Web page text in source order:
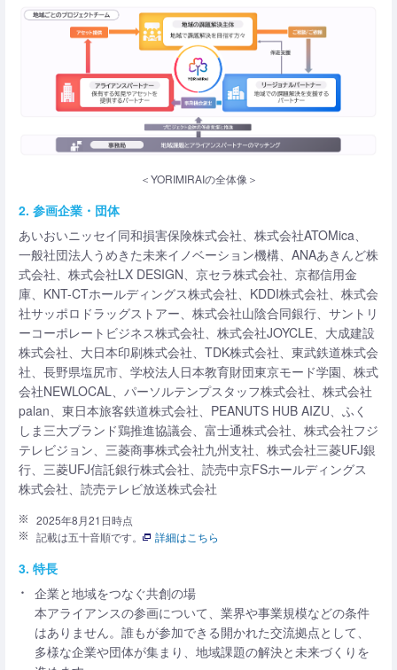
＜YORIMIRAIの全体像＞
2. 参画企業・団体
あいおいニッセイ同和損害保険株式会社、株式会社ATOMica、
一般社団法人うめきた未来イノベーション機構、ANAあきんど株
式会社、株式会社LX DESIGN、京セラ株式会社、京都信用金
庫、KNT-CTホールディングス株式会社、KDDI株式会社、株式会
社サッポロドラッグストアー、株式会社山陰合同銀行、サントリ
ーコーポレートビジネス株式会社、株式会社JOYCLE、大成建設
株式会社、大日本印刷株式会社、TDK株式会社、東武鉄道株式会
社、長野県塩尻市、学校法人日本教育財団東京モード学園、株式
会社NEWLOCAL、パーソルテンプスタッフ株式会社、株式会社
palan、東日本旅客鉄道株式会社、PEANUTS HUB AIZU、ふく
しま三大ブランド鶏推進協議会、富士通株式会社、株式会社フジ
テレビジョン、三菱商事株式会社九州支社、株式会社三菱UFJ銀
行、三菱UFJ信託銀行株式会社、読売中京FSホールディングス
株式会社、読売テレビ放送株式会社
2025年8月21日時点
記載は五十音順です。
詳細はこちら
3. 特長
企業と地域をつなぐ共創の場
本アライアンスの参画について、業界や事業規模などの条件
はありません。誰もが参加できる開かれた交流拠点として、
多様な企業や団体が集まり、地域課題の解決と未来づくりを